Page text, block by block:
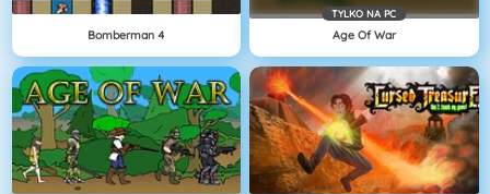
Bomberman 4
TYLKO NA PC
Age Of War